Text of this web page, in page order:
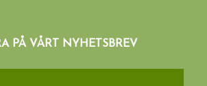
PÅ VÅRT NYHETSBREV